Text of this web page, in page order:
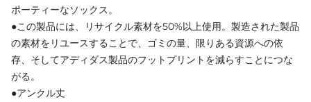
ポーティーなソックス。
●この製品には、リサイクル素材を50%以上使用。製造された製品
の素材をリユースすることで、ゴミの量、限りある資源への依
存、そしてアディダス製品のフットプリントを減らすことにつな
がる。
●アンクル丈